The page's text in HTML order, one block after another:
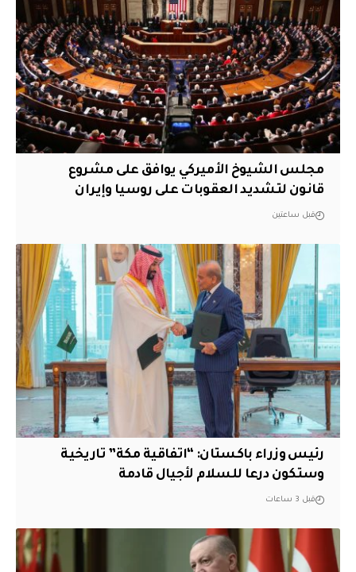
مجلس الشيوخ الأميركي يوافق على مشروع
قانون لتشديد العقوبات على روسيا وإيران
قبل ساعتين
رئيس وزراء باكستان: “اتفاقية مكة” تاريخية
وستكون درعا للسلام لأجيال قادمة
قبل 3 ساعات